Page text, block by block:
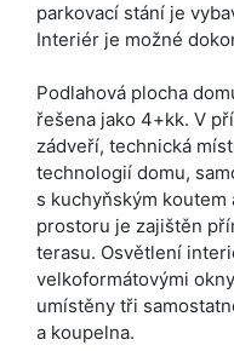
parkovací stání je
Interiér je možné
Podlahová plocha
řešena jako 4+kk. V
zádveří, technická
technologií domu,
s kuchyňským
prostoru je zajištěn
terasu. Osvětlení
velkoformátovými
umístěny tři
a koupelna.